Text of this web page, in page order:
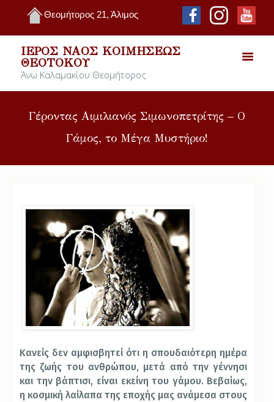
Θεομήτορος 21, Άλιμος
ΙΕΡΌΣ ΝΑΌΣ ΚΟΙΜΉΣΕΩΣ
ΘΕΟΤΌΚΟΥ
Άνω Καλαμακίου Θεομήτορος
Γέροντας Αιμιλιανός Σιμωνοπετρίτης – Ο
Γάμος, το Μέγα Μυστήριο!
Κανείς δεν αμφισβητεί ότι η σπουδαιότερη ημέρα
της ζωής του ανθρώπου, μετά από την γέννησι
και την βάπτισι, είναι εκείνη του γάμου. Βεβαίως,
η κοσμική λαίλαπα της εποχής μας ανάμεσα στους